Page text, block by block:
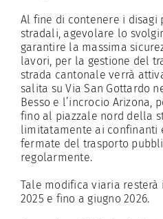
Al fine di contenere i disagi
stradali, agevolare lo
garantire la massima
lavori, per la gestione del
strada cantonale verrà
salita su Via San Gottardo
Besso e l’incrocio Arizona,
fino al piazzale nord della
limitatamente ai confinanti
fermate del trasporto
regolarmente.
Tale modifica viaria resterà
2025 e fino a giugno 2026.